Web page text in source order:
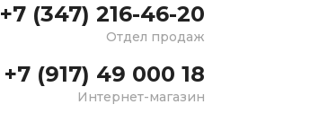
+7 (347) 216-46-20
Отдел продаж
+7 (917) 49 000 18
Интернет-магазин